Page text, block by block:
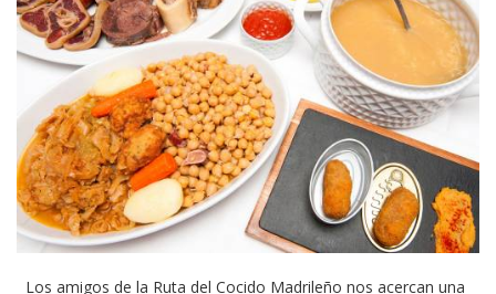
Los amigos de la Ruta del Cocido Madrileño nos acercan una